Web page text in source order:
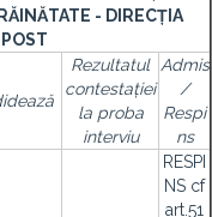
- DIRECȚIA
Rezultatul
contestației
la proba
interviu
Admis
/
Respi
ns
RESPI
NS cf
art.51